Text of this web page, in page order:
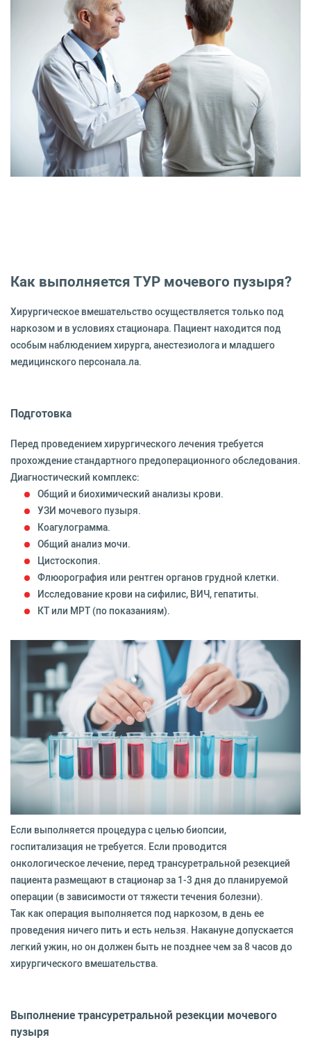
Как выполняется ТУР мочевого пузыря?
Хирургическое вмешательство осуществляется только под
наркозом и в условиях стационара. Пациент находится под
особым наблюдением хирурга, анестезиолога и младшего
медицинского персонала.ла.
Подготовка
Перед проведением хирургического лечения требуется
прохождение стандартного предоперационного обследования.
Диагностический комплекс:
Общий и биохимический анализы крови.
УЗИ мочевого пузыря.
Коагулограмма.
Общий анализ мочи.
Цистоскопия.
Флюорография или рентген органов грудной клетки.
Исследование крови на сифилис, ВИЧ, гепатиты.
КТ или МРТ (по показаниям).
Если выполняется процедура с целью биопсии,
госпитализация не требуется. Если проводится
онкологическое лечение, перед трансуретральной резекцией
пациента размещают в стационар за 1-3 дня до планируемой
операции (в зависимости от тяжести течения болезни).
Так как операция выполняется под наркозом, в день ее
проведения ничего пить и есть нельзя. Накануне допускается
легкий ужин, но он должен быть не позднее чем за 8 часов до
хирургического вмешательства.
Выполнение трансуретральной резекции мочевого
пузыря